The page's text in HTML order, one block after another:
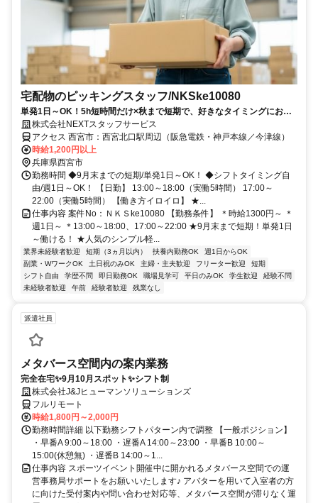
宅配物のピッキングスタッフ/NKSke10080
単発1日～OK！5h短時間だけ×秋まで短期で、好きなタイミングにお小
遣い稼ぎ★
株式会社NEXTスタッフサービス
アクセス 西宮市：西宮北口駅周辺（阪急電鉄・神戸本線／今津線）
時給1,200円以上
兵庫県西宮市
勤務時間 ◆9月末までの短期/単発1日～OK！ ◆シフトタイミング自
由/週1日～OK！ 【日勤】 13:00～18:00（実働5時間） 17:00～
22:00（実働5時間） 【働き方イロイロ】 ★...
仕事内容 案件No：ＮＫＳke10080 【勤務条件】 ＊時給1300円～ ＊
週1日～ ＊13:00～18:00、17:00～22:00 ★9月末まで短期！単発1日
～働ける！ ★人気のシンプル軽...
業界未経験者歓迎 短期（3ヵ月以内） 扶養内勤務OK
週1日からOK
副業・WワークOK
土日祝のみOK 主婦・主夫歓迎 フリーター歓迎
短期
シフト自由
学歴不問 即日勤務OK 職場見学可 平日のみOK 学生歓迎
経験不問
未経験者歓迎
午前 経験者歓迎 残業なし
派遣社員
メタバース空間内の案内業務
完全在宅✨9月10月スポット✨シフト制
株式会社J&Jヒューマンソリューションズ
フルリモート
時給1,800円～2,000円
勤務時間詳細 以下勤務シフトパターン内で調整 【一般ポジション】
・早番A 9:00～18:00 ・遅番A 14:00～23:00 ・早番B 10:00～
15:00(休憩無) ・遅番B 14:00～1...
仕事内容 スポーツイベント開催中に開かれるメタバース空間での運
営事務局サポートをお願いいたします♪ アバターを用いて入室者の方
に向けた受付案内や問い合わせ対応等、メタバース空間が滞りなく運